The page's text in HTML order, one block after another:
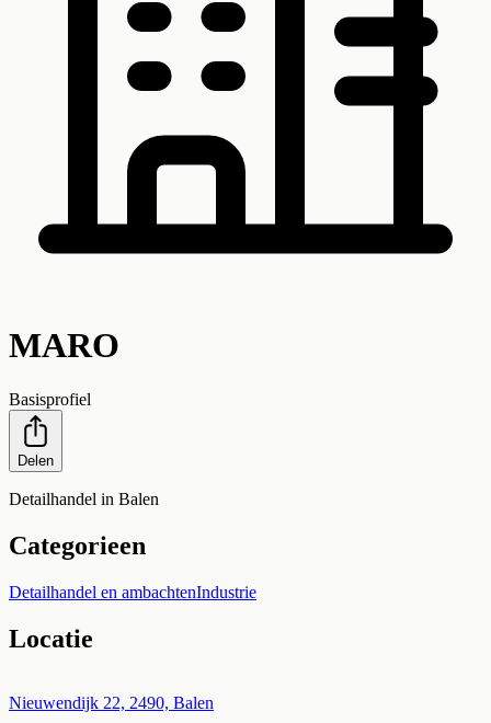
MARO
Basisprofiel
Delen
Detailhandel in Balen
Categorieen
Detailhandel en ambachtenIndustrie
Locatie
+
Nieuwendijk 22, 2490, Balen